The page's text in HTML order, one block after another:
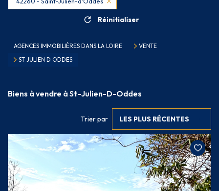
Réinitialiser
AGENCES IMMOBILIÈRES DANS LA LOIRE
VENTE
ST JULIEN D ODDES
Biens à vendre à St-Julien-D-Oddes
Trier par LES PLUS RÉCENTES